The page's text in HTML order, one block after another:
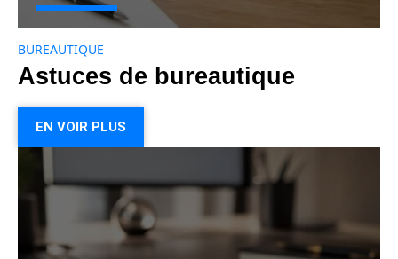
BUREAUTIQUE
Astuces de bureautique
EN VOIR PLUS